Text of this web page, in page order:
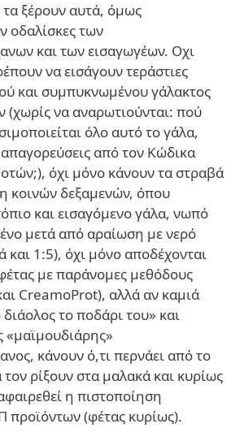
τα ξέρουν αυτά, όμως
οδαλίσκες των
και των εισαγωγέων. Οχι
να εισάγουν τεράστιες
και συμπυκνωμένου γάλακτος
να αναρωτιούνται: πού
όλο αυτό το γάλα,
από τον Κώδικα
όχι μόνο κάνουν τα στραβά
κοινών δεξαμενών, όπου
και εισαγόμενο γάλα, νωπό
μετά από αραίωση με νερό
και 1:5), όχι μόνο αποδέχονται
με παράνομες μεθόδους
CreamoProt), αλλά αν καμιά
το ποδάρι του» και
«μαϊμουδιάρης»
κάνουν ό,τι περνάει από το
τον ρίξουν στα μαλακά και κυρίως
η πιστοποίηση
(φέτας κυρίως).